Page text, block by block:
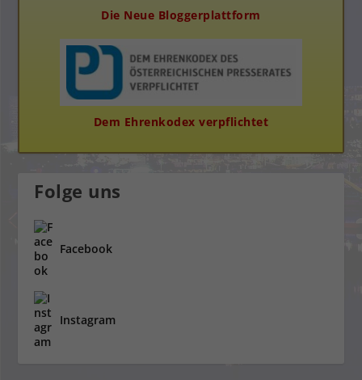
Die Neue Bloggerplattform
Dem Ehrenkodex verpflichtet
Folge uns
Facebook
Instagram